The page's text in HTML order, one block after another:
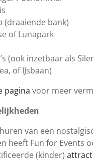
(draaiende bank)
of Lunapark
(ook inzetbaar als
of IJsbaan)
pagina voor meer
van een
heeft Fun for Events
(kinder)